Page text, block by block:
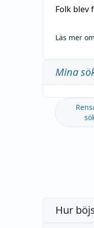
Folk blev
Läs mer
Mina
Hur